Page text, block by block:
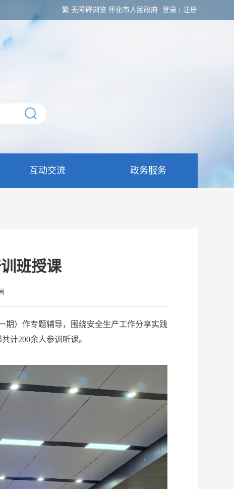
繁 无障碍浏览 怀化市人民政府 登录 注册
互动交流 政务服务
班授课
）作专题辅导，围绕安全生产工作分享实践
计200余人参训听课。